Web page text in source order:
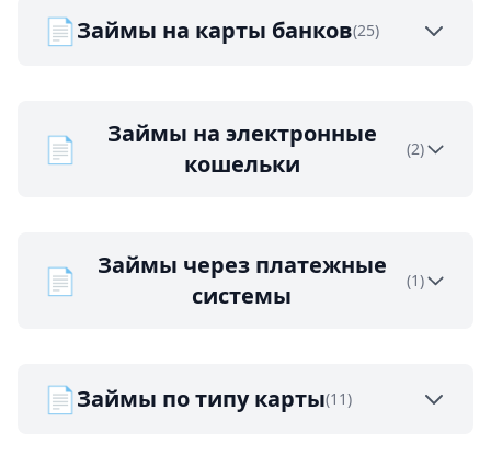
📄Займы на карты банков(25)
📄
Займы на электронные
кошельки
(2)
📄
Займы через платежные
системы
(1)
📄Займы по типу карты(11)